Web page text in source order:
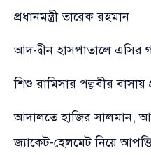
প্রধানমন্ত্রী তারেক রহমান
আদ-দ্বীন হাসপাতালে এসির
শিশু রামিসার পল্লবীর বাসায়
আদালতে হাজির সালমান,
জ্যাকেট-হেলমেট নিয়ে